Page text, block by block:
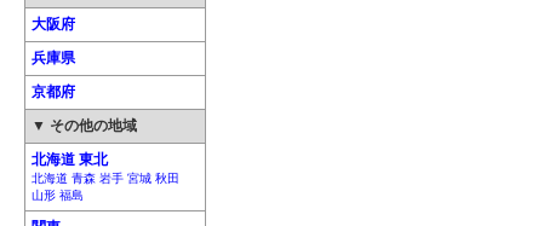
大阪府
兵庫県
京都府
▼ その他の地域
北海道 東北
北海道 青森 岩手 宮城 秋田
山形 福島